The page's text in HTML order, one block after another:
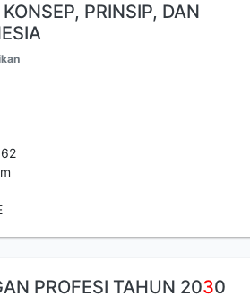
PRINSIP, DAN
62
PROFESI TAHUN 2030